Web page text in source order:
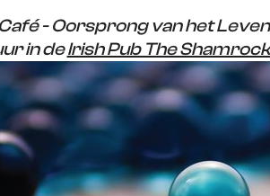
- Oorsprong van het
in deIrish Pub The Shamrock